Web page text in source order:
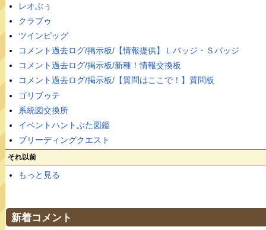
レオぶぅ
クラブゥ
ツインピッグ
コメント過去ログ/掲示板/【情報提供】Ｌバッジ・Ｓバッジ
コメント過去ログ/掲示板/新種！情報交換板
コメント過去ログ/掲示板/【質問はここで！】質問板
ゴリブゥテ
系統図交換所
イベントハントぶた図鑑
ブリーディングクエスト
それ以前
もっと見る
新着コメント